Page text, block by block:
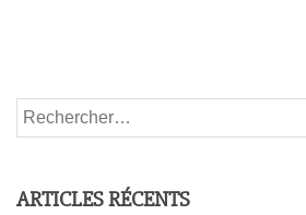
ARTICLES RÉCENTS